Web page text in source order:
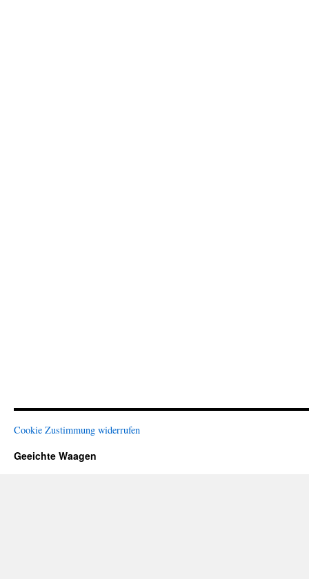
Cookie Zustimmung widerrufen
Geeichte Waagen